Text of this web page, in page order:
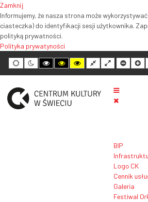
Zamknij
Informujemy, że nasza strona może
ciasteczka) do identyfikacji sesji użytkownika.
polityką prywatności.
Polityka prywatyności
Tryb
domyślny
Tryb
nocny
Tryb
wysokiego
kontrastu
biały
Tryb
wysokiego
kontrastu
żółty
Tryb
wysokiego
kontrastu
czarny
Normalny
układ
Szeroki
układ
Mniejszy
rozmiar
tekstu
BIP
Logo CK
Cennik
Galeria
Festiwal